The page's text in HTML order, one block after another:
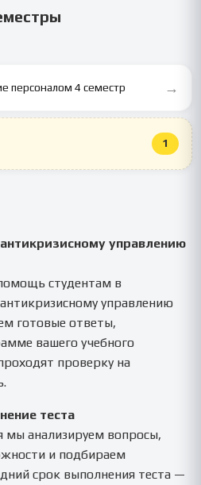
персоналом 4 семестр →
1
управлению
студентам в
управлению
готовые ответы,
вашего учебного
проверку на
теста
мы анализируем вопросы,
и подбираем
срок выполнения теста —